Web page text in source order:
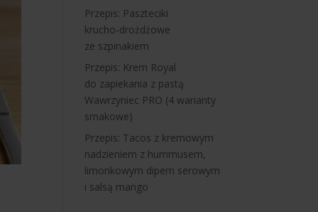
Przepis: Paszteciki
krucho‑drożdżowe
ze szpinakiem
Przepis: Krem Royal
do zapiekania z pastą
Wawrzyniec PRO (4 warianty
smakowe)
Przepis: Tacos z kremowym
nadzieniem z hummusem,
limonkowym dipem serowym
i salsą mango